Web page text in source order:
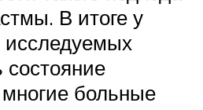
В итоге у
исследуемых
больные